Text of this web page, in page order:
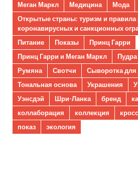
Меган Маркл
Медицина Мода
Открытые страны: туризм и правила
коронавирусных и санкционных
Питание
Показы
Принц Гарри
Принц Гарри и Меган Маркл
Румяна
Свотчи Сыворотка для
Тональная основа
Украшения
Уэнсдэй
Шри-Ланка бренд
коллаборация
коллекция
показ
экология